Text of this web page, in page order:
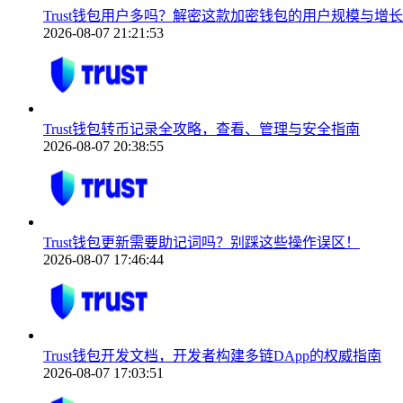
Trust钱包用户多吗？解密这款加密钱包的用户规模与增
2026-08-07 21:21:53
Trust钱包转币记录全攻略，查看、管理与安全指南
2026-08-07 20:38:55
Trust钱包更新需要助记词吗？别踩这些操作误区！
2026-08-07 17:46:44
Trust钱包开发文档，开发者构建多链DApp的权威指南
2026-08-07 17:03:51